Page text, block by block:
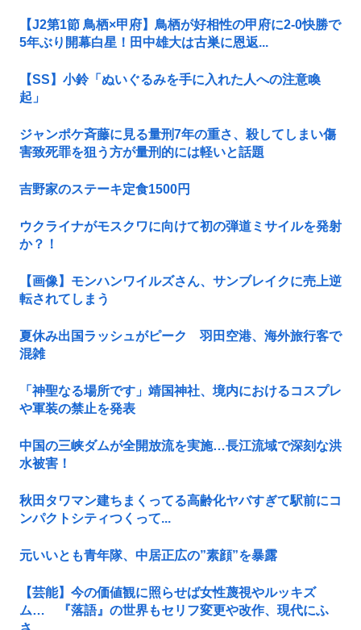
【J2第1節 鳥栖×甲府】鳥栖が好相性の甲府に2-0快勝で
5年ぶり開幕白星！田中雄大は古巣に恩返...
【SS】小鈴「ぬいぐるみを手に入れた人への注意喚
起」
ジャンポケ斉藤に見る量刑7年の重さ、殺してしまい傷
害致死罪を狙う方が量刑的には軽いと話題
吉野家のステーキ定食1500円
ウクライナがモスクワに向けて初の弾道ミサイルを発射
か？！
【画像】モンハンワイルズさん、サンブレイクに売上逆
転されてしまう
夏休み出国ラッシュがピーク 羽田空港、海外旅行客で
混雑
「神聖なる場所です」靖国神社、境内におけるコスプレ
や軍装の禁止を発表
中国の三峡ダムが全開放流を実施…長江流域で深刻な洪
水被害！
秋田タワマン建ちまくってる高齢化ヤバすぎて駅前にコ
ンパクトシティつくって...
元いいとも青年隊、中居正広の”素顔”を暴露
【芸能】今の価値観に照らせば女性蔑視やルッキズ
ム… 『落語』の世界もセリフ変更や改作、現代にふ